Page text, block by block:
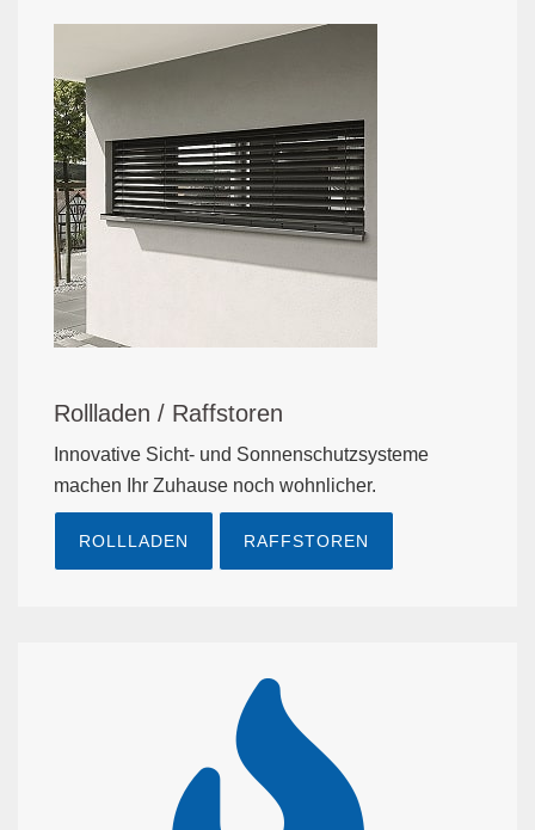
Rollladen / Raffstoren
Innovative Sicht- und Sonnenschutzsysteme
machen Ihr Zuhause noch wohnlicher.
ROLLLADEN RAFFSTOREN